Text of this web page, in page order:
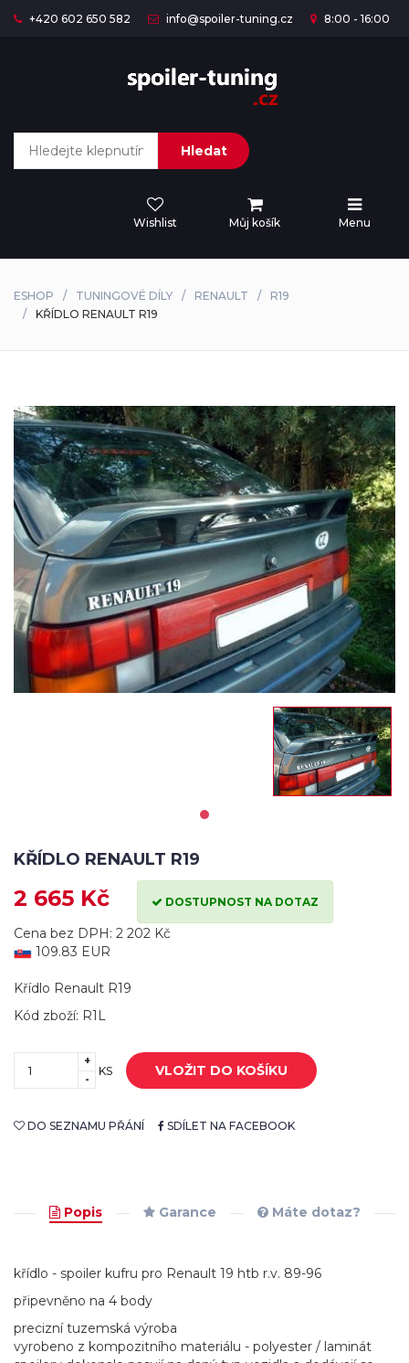
+420 602 650 582 info@spoiler-tuning.cz 8:00 - 16:00
Hledat
Wishlist Můj košík Menu
ESHOP TUNINGOVÉ DÍLY RENAULT
R19
KŘÍDLO RENAULT R19
KŘÍDLO RENAULT R19
2 665 Kč DOSTUPNOST NA DOTAZ
Cena bez DPH: 2 202 Kč
109.83 EUR
Křídlo Renault R19
Kód zboží: R1L
+
-
KS VLOŽIT DO KOŠÍKU
DO SEZNAMU PŘÁNÍ SDÍLET NA FACEBOOK
Popis Garance Máte dotaz?
křídlo - spoiler kufru pro Renault 19 htb r.v. 89-96
připevněno na 4 body
precizní tuzemská výroba
vyrobeno z kompozitního materiálu - polyester / laminát